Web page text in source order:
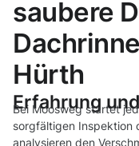
saubere
Hürth
Erfahrung
Bei Moosweg startet
sorgfältigen Inspektion
analysieren den